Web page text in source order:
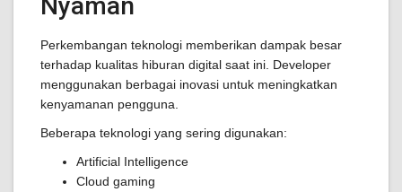
Perkembangan teknologi memberikan dampak besar
terhadap kualitas hiburan digital saat ini. Developer
menggunakan berbagai inovasi untuk meningkatkan
kenyamanan pengguna.
Beberapa teknologi yang sering digunakan:
Artificial Intelligence
Cloud gaming